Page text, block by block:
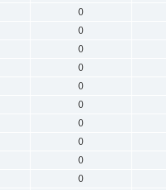
0
0
0
0
0
0
0
0
0
0